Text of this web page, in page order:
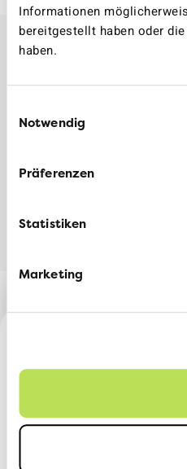
Informationen
bereitgestellt haben oder
haben.
Notwendig
Präferenzen
Statistiken
Marketing
Weitere Informationen
TEILEN
Facebook